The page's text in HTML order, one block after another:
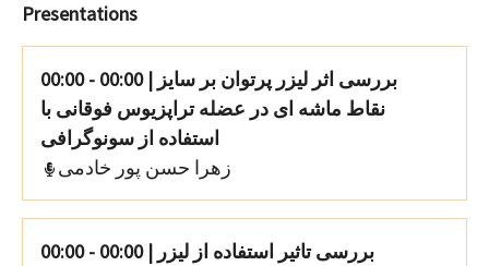
Presentations
00:00 - 00:00 | بررسی اثر لیزر پرتوان بر سایز
نقاط ماشه ای در عضله تراپزیوس فوقانی با
استفاده از سونوگرافی
زهرا حسن پور خادمی
00:00 - 00:00 | بررسی تاثیر استفاده از لیزر